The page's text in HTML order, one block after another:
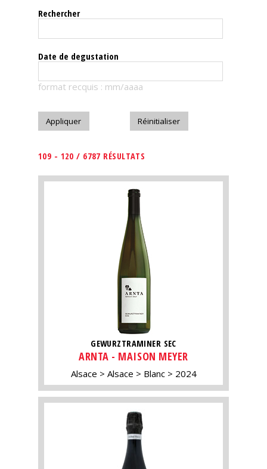
Le
magazine
Télécharger
Rechercher
Date de degustation
format recquis : mm/aaaa
109 - 120 / 6787 RÉSULTATS
GEWURZTRAMINER SEC
ARNTA - MAISON MEYER
Alsace Alsace Blanc 2024